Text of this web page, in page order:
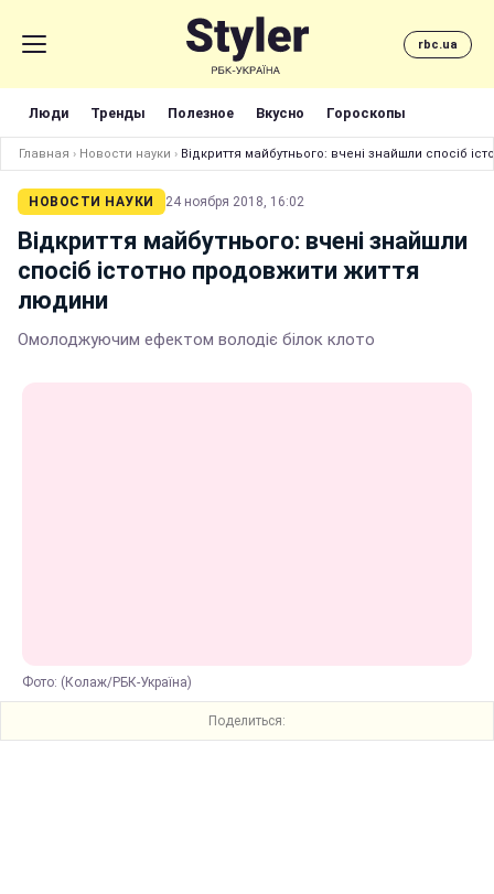
rbc.ua
Люди Тренды Полезное Вкусно Гороскопы
Главная › Новости науки › Відкриття майбутнього: вчені знайшли спосіб
НОВОСТИ НАУКИ 24 ноября 2018, 16:02
Відкриття майбутнього: вчені знайшли
спосіб істотно продовжити життя
людини
Омолоджуючим ефектом володіє білок клото
Фото: (Колаж/РБК-Україна)
Поделиться: